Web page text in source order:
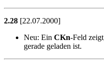
2.28 [22.07.2000]
Neu: Ein CKn-Feld
gerade geladen ist.